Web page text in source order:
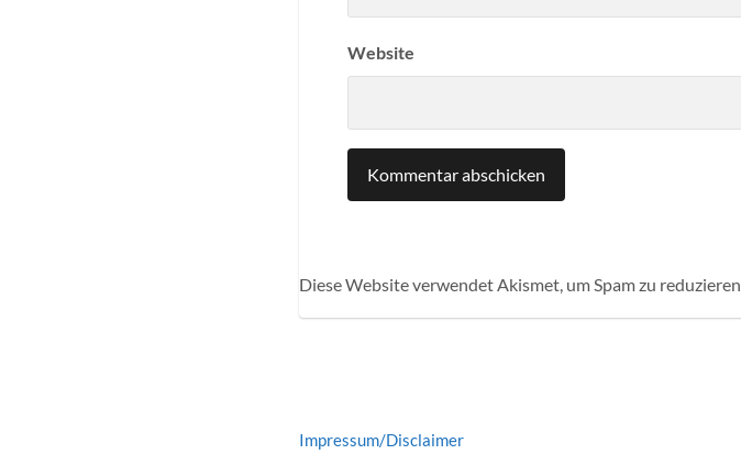
Website
Diese Website verwendet Akismet, um Spam zu reduzieren.
Impressum/Disclaimer